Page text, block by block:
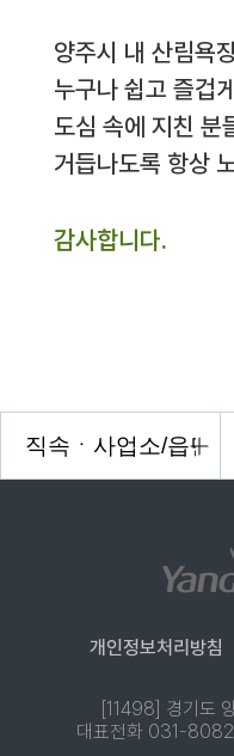
양주시 내 산림욕
누구나 쉽고 즐겁
도심 속에 지친 분
거듭나도록 항상
감사합니다.
개인정보처리방침
[11498] 경기도
대표전화 031-